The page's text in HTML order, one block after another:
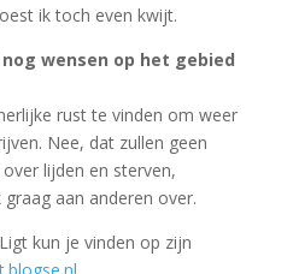
ik toch even kwijt.
wensen op het gebied
rust te vinden om weer
Nee, dat zullen geen
lijden en sterven,
aan anderen over.
kun je vinden op zijn